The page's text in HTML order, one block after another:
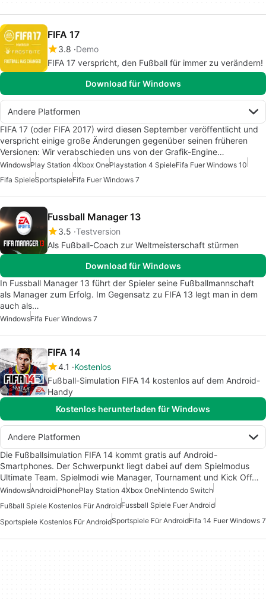
FIFA 17
3.8 Demo
FIFA 17 verspricht, den Fußball für immer zu verändern!
Download für Windows
Andere Platformen
FIFA 17 (oder FIFA 2017) wird diesen September veröffentlicht und
verspricht einige große Änderungen gegenüber seinen früheren
Versionen: Wir verabschieden uns von der Grafik-Engine…
WindowsPlay Station 4Xbox OnePlaystation 4 SpieleFifa Fuer Windows 10
Fifa SpieleSportspieleFifa Fuer Windows 7
Fussball Manager 13
3.5 Testversion
Als Fußball-Coach zur Weltmeisterschaft stürmen
Download für Windows
In Fussball Manager 13 führt der Spieler seine Fußballmannschaft
als Manager zum Erfolg. Im Gegensatz zu FIFA 13 legt man in dem
auch als…
WindowsFifa Fuer Windows 7
FIFA 14
4.1
Kostenlos
Fußball-Simulation FIFA 14 kostenlos auf dem Android-
Handy
Kostenlos herunterladen für Windows
Andere Platformen
Die Fußballsimulation FIFA 14 kommt gratis auf Android-
Smartphones. Der Schwerpunkt liegt dabei auf dem Spielmodus
Ultimate Team. Spielmodi wie Manager, Tournament und Kick Off…
WindowsAndroidiPhonePlay Station 4Xbox OneNintendo Switch
Fußball Spiele Kostenlos Für AndroidFussball Spiele Fuer Android
Sportspiele Kostenlos Für AndroidSportspiele Für AndroidFifa 14 Fuer Windows 7